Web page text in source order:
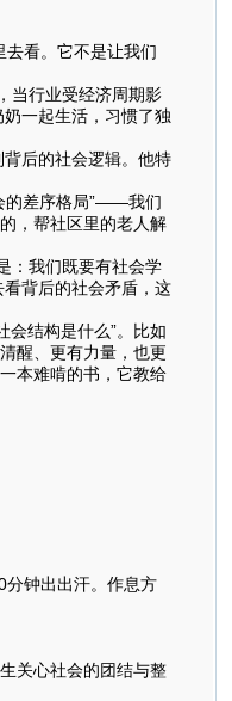
看。它不是让我们
当行业受经济周期影
一起生活，习惯了独
后的社会逻辑。他特
的差序格局”——我们
，帮社区里的老人解
：我们既要有社会学
背后的社会矛盾，这
会结构是什么”。比如
醒、更有力量，也更
本难啃的书，它教给
钟出出汗。作息方
关心社会的团结与整